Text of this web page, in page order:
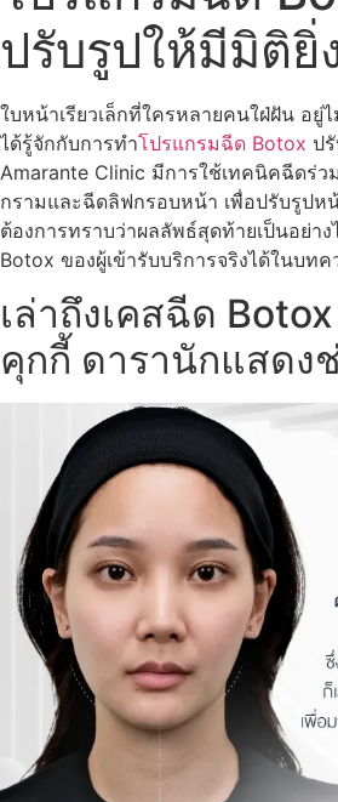
ปรับรูปให้มีมิติยิ่
ใบหน้าเรียวเล็กที่ใครหลายคนใฝ่ฝัน อยู่
ได้รู้จักกับการทำโปรแกรมฉีด Botox ป
Amarante Clinic มีการใช้เทคนิคฉีดร่
กรามและฉีดลิฟกรอบหน้า เพื่อปรับรูปหน้
ต้องการทราบว่าผลลัพธ์สุดท้ายเป็นอย่า
Botox ของผู้เข้ารับบริการจริงได้ในบท
เล่าถึงเคสฉีด
คุกกี้ ดารานักแสดง